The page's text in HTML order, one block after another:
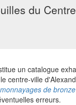
du
un catalogue
centre-ville
de
erreurs.